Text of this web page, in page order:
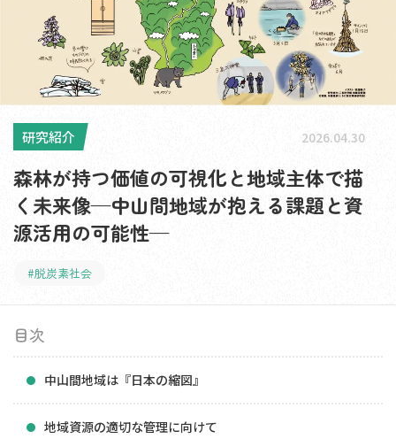
研究紹介 2026.04.30
森林が持つ価値の可視化と地域主体で描
く未来像—中山間地域が抱える課題と資
源活用の可能性—
#脱炭素社会
目次
中山間地域は『日本の縮図』
地域資源の適切な管理に向けて